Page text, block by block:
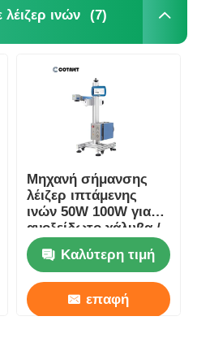
ινών
ινών (7)
Μηχανή σήμανσης
λέιζερ ιπτάμενης
ινών 50W 100W για
ανοξείδωτο χάλυβα /
ιατρικές συσκευές
Καλύτερη τιμή
επαφή